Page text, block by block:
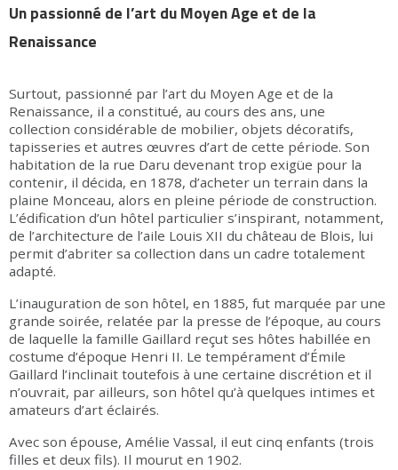
Un passionné de l’art du Moyen Age et de la
Renaissance
Surtout, passionné par l’art du Moyen Age et de la
Renaissance, il a constitué, au cours des ans, une
collection considérable de mobilier, objets décoratifs,
tapisseries et autres œuvres d’art de cette période. Son
habitation de la rue Daru devenant trop exigüe pour la
contenir, il décida, en 1878, d’acheter un terrain dans la
plaine Monceau, alors en pleine période de construction.
L’édification d’un hôtel particulier s’inspirant, notamment,
de l’architecture de l’aile Louis XII du château de Blois, lui
permit d’abriter sa collection dans un cadre totalement
adapté.
L’inauguration de son hôtel, en 1885, fut marquée par une
grande soirée, relatée par la presse de l’époque, au cours
de laquelle la famille Gaillard reçut ses hôtes habillée en
costume d’époque Henri II. Le tempérament d’Émile
Gaillard l’inclinait toutefois à une certaine discrétion et il
n’ouvrait, par ailleurs, son hôtel qu’à quelques intimes et
amateurs d’art éclairés.
Avec son épouse, Amélie Vassal, il eut cinq enfants (trois
filles et deux fils). Il mourut en 1902.